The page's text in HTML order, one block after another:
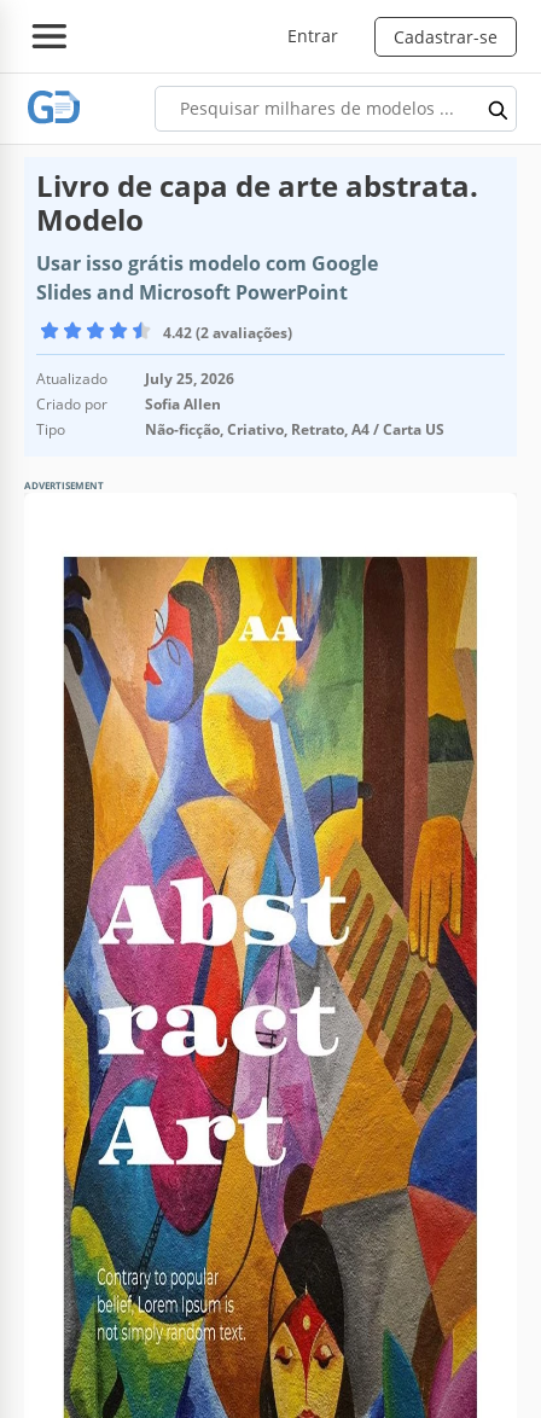
Entrar Cadastrar-se
Livro de capa de arte abstrata.
Modelo
Usar isso grátis modelo com Google
Slides and Microsoft PowerPoint
4.42 (2 avaliações)
Atualizado
July 25, 2026
Criado por
Sofia Allen
Tipo
Não-ficção, Criativo, Retrato, A4 / Carta US
ADVERTISEMENT